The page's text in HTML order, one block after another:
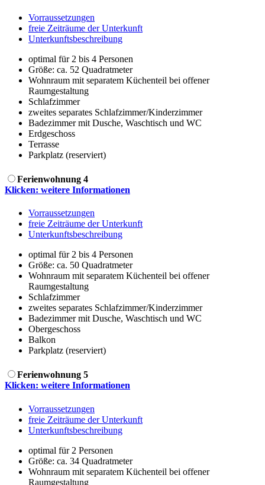
Vorraussetzungen
freie Zeiträume der Unterkunft
Unterkunftsbeschreibung
optimal für 2 bis 4 Personen
Größe: ca. 52 Quadratmeter
Wohnraum mit separatem Küchenteil bei offener
Raumgestaltung
Schlafzimmer
zweites separates Schlafzimmer/Kinderzimmer
Badezimmer mit Dusche, Waschtisch und WC
Erdgeschoss
Terrasse
Parkplatz (reserviert)
Ferienwohnung 4
Klicken: weitere Informationen
Vorraussetzungen
freie Zeiträume der Unterkunft
Unterkunftsbeschreibung
optimal für 2 bis 4 Personen
Größe: ca. 50 Quadratmeter
Wohnraum mit separatem Küchenteil bei offener
Raumgestaltung
Schlafzimmer
zweites separates Schlafzimmer/Kinderzimmer
Badezimmer mit Dusche, Waschtisch und WC
Obergeschoss
Balkon
Parkplatz (reserviert)
Ferienwohnung 5
Klicken: weitere Informationen
Vorraussetzungen
freie Zeiträume der Unterkunft
Unterkunftsbeschreibung
optimal für 2 Personen
Größe: ca. 34 Quadratmeter
Wohnraum mit separatem Küchenteil bei offener
Raumgestaltung